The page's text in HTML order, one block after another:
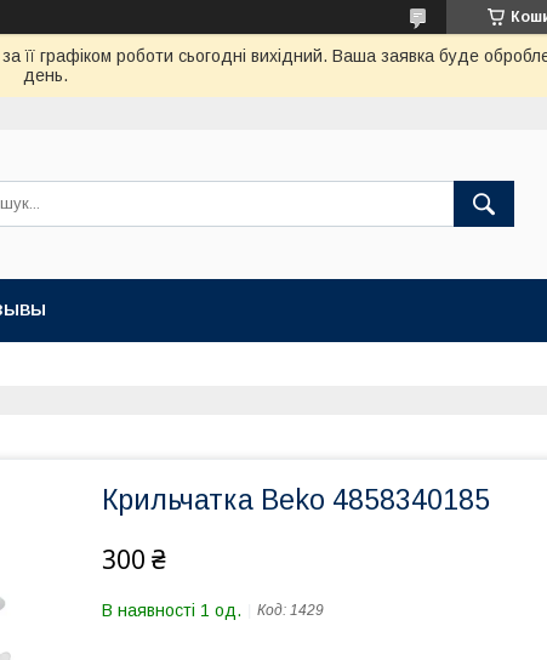
її графіком роботи сьогодні вихідний. Ваша заявка буде
день.
Крильчатка Beko 4858340185
300 ₴
В наявності 1 од. Код: 1429